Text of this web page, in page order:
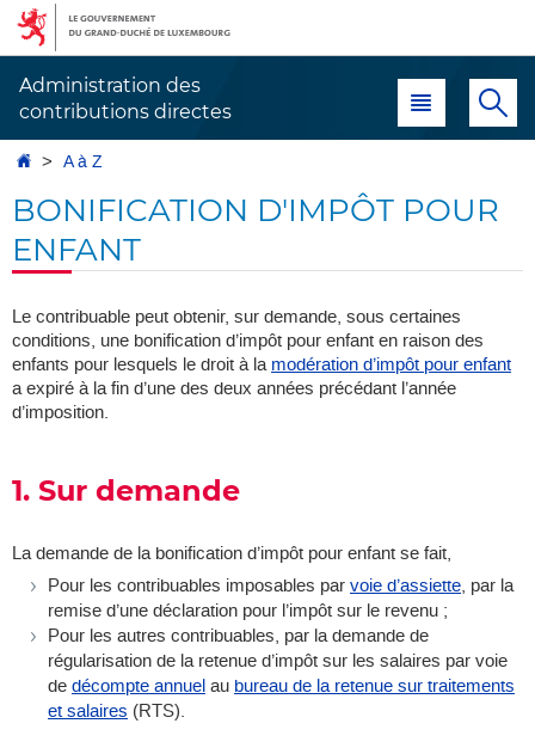
Aller
navigation
Aller
au
Administration des
contributions directes
Menu principal
AccueilA à Z
BONIFICATION D'IMPÔT POUR
ENFANT
Le contribuable peut obtenir, sur demande, sous certaines
conditions, une bonification d’impôt pour enfant en raison des
enfants pour lesquels le droit à la modération d’impôt pour enfant
a expiré à la fin d’une des deux années précédant l’année
d’imposition.
1. Sur demande
La demande de la bonification d’impôt pour enfant se fait,
Pour les contribuables imposables par voie d’assiette, par la
remise d’une déclaration pour l’impôt sur le revenu ;
Pour les autres contribuables, par la demande de
régularisation de la retenue d’impôt sur les salaires par voie
de décompte annuel au bureau de la retenue sur traitements
et salaires (RTS).